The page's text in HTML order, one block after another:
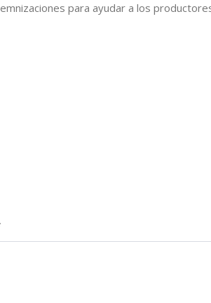
para ayudar a los